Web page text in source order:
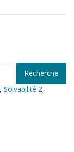
, Solvabilité 2,